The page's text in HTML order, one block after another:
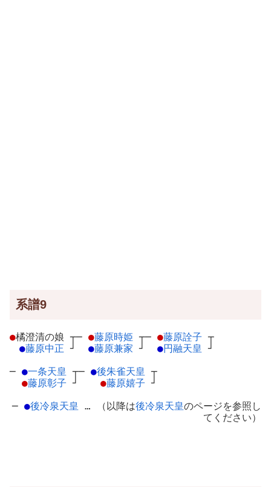
系譜9
●橘澄清の娘 ┬
●藤原中正 ┘
─ ●藤原時姫 ┬
●藤原兼家 ┘
─ ●藤原詮子 ┬
●円融天皇 ┘
─ ●一条天皇 ┬
●藤原彰子 ┘
─ ●後朱雀天皇 ┬
●藤原嬉子 ┘
─ ●後冷泉天皇 … （以降は後冷泉天皇のページを参照し
てください）